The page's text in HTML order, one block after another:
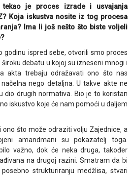
je proces izrade i usvajanja
Koja iskustva nosite iz tog procesa
Ima li još nešto što biste voljeli
godinu ispred sebe, otvorili smo proces
debatu u kojoj su izneseni mnogi i
akta trebaju odražavati ono što nas
nego detaljna. U takve akte ne
dio drugih normativa. Bio je to koristan
iskustvo koje će nam pomoći u daljem
što može odraziti volju Zajednice, a
amandmani su pokazatelj toga.
važno, dok će neka druga, također
na drugoj razini. Smatram da bi
strukturiranju medžlisa, stvari